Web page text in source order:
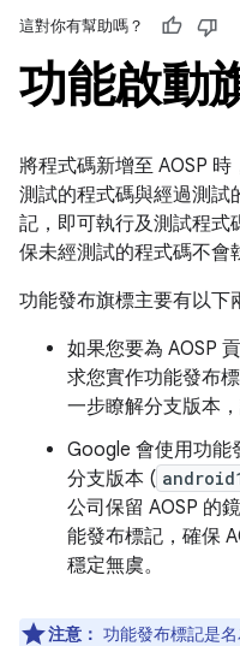
這對你有幫助嗎？
功能啟動
將程式碼新增至 AOSP 時
測試的程式碼與經過測試
記，即可執行及測試程式
保未經測試的程式碼不會
功能發布旗標主要有以下
如果您要為 AOSP
求您實作功能發布
一步瞭解分支版本
Google 會使用功能
分支版本 (
公司保留 AOSP 的
能發布標記，確保
穩定無虞。
注意： 功能發布標記是